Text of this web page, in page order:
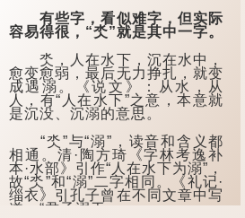
有些字，看似难字，但实际
容易得很，“氼”就是其中一字。
氼，人在水下，沉在水中，
愈变愈弱，最后无力挣扎，就变
成遇溺。《说文》：从水，从
人，有“人在水下”之意，本意就
是沉没、沉溺的意思。
“氼”与“溺”，读音和含义都
相通。清·陶方琦《字林考逸补
本·水部》引作“人在水下为溺”，
故“氼”和“溺”二字相同。《礼记·
缁衣》引孔子曾在不同文章中写
道，“君子溺于...